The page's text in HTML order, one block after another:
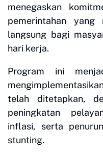
menegaskan
pemerintahan yang
langsung bagi
hari kerja.
Program ini
telah ditetapkan,
peningkatan
inflasi, serta
stunting.